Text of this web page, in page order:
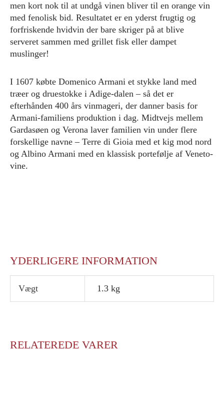
men kort nok til at undgå vinen bliver til en orange vin
med fenolisk bid. Resultatet er en yderst frugtig og
forfriskende hvidvin der bare skriger på at blive
serveret sammen med grillet fisk eller dampet
muslinger!
I 1607 købte Domenico Armani et stykke land med
træer og druestokke i Adige-dalen – så det er
efterhånden 400 års vinmageri, der danner basis for
Armani-familiens produktion i dag. Midtvejs mellem
Gardasøen og Verona laver familien vin under flere
forskellige navne – Terre di Gioia med et kig mod nord
og Albino Armani med en klassisk portefølje af Veneto-
vine.
YDERLIGERE INFORMATION
Vægt 1.3 kg
RELATEREDE VARER